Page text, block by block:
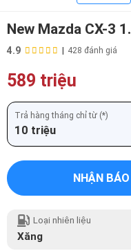
New Mazda CX-3
4.9 | 428 đánh giá
589 triệu
Trả hàng tháng chỉ từ (*)
10 triệu
NHẬN
Loại nhiên liệu
Xăng